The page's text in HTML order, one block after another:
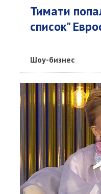
Тимати
список"
Шоу-бизнес